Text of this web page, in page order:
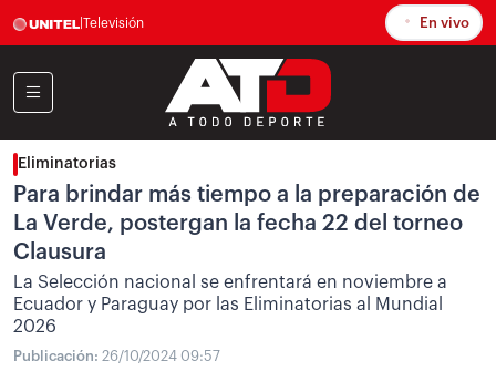
Televisión En vivo
Eliminatorias
Para brindar más tiempo a la preparación de
La Verde, postergan la fecha 22 del torneo
Clausura
La Selección nacional se enfrentará en noviembre a
Ecuador y Paraguay por las Eliminatorias al Mundial
2026
Publicación: 26/10/2024 09:57